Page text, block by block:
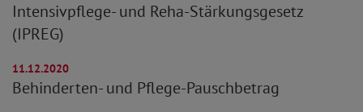
Intensivpflege- und Reha-Stärkungsgesetz
(IPREG)
11.12.2020
Behinderten- und Pflege-Pauschbetrag